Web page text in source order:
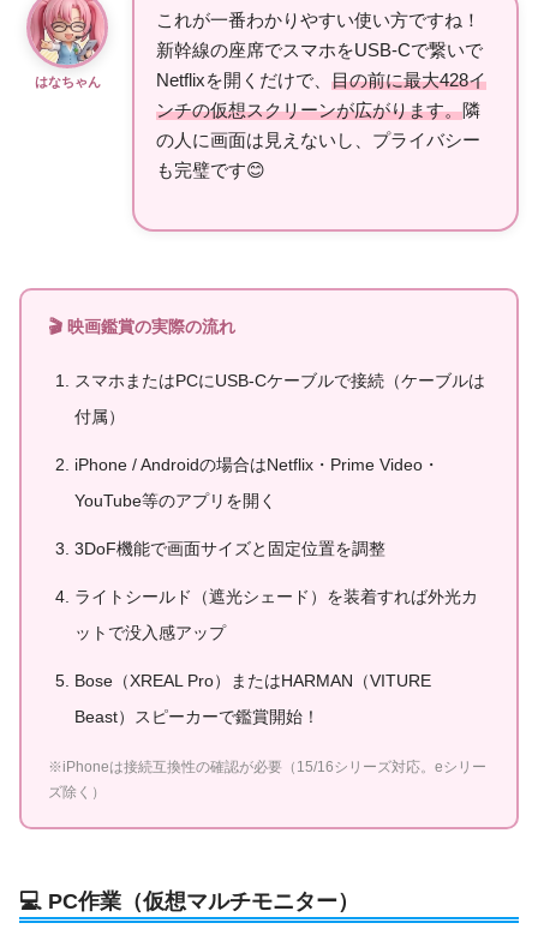
はなちゃん
これが一番わかりやすい使い方ですね！
新幹線の座席でスマホをUSB-Cで繋いで
Netflixを開くだけで、 目の前に最大428イ
ンチの仮想スクリーンが広がります。隣
の人に画面は見えないし、プライバシー
も完璧です😊
🎬 映画鑑賞の実際の流れ
スマホまたはPCにUSB-Cケーブルで接続（ケーブルは
付属）
iPhone / Androidの場合はNetflix・Prime Video・
YouTube等のアプリを開く
3DoF機能で画面サイズと固定位置を調整
ライトシールド（遮光シェード）を装着すれば外光カ
ットで没入感アップ
Bose（XREAL Pro）またはHARMAN（VITURE
Beast）スピーカーで鑑賞開始！
※iPhoneは接続互換性の確認が必要（15/16シリーズ対応。eシリー
ズ除く）
💻 PC作業（仮想マルチモニター）